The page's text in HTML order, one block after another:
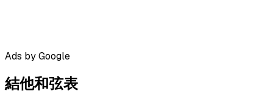
Ads by Google
結他和弦表